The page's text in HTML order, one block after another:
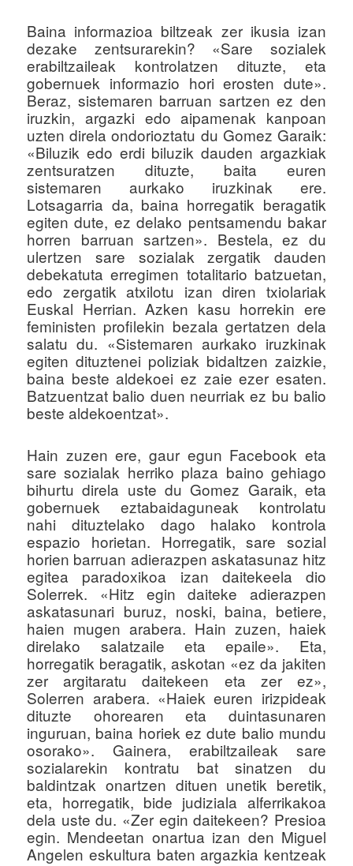
Baina informazioa biltzeak zer ikusia izan
dezake zentsurarekin? «Sare sozialek
erabiltzaileak kontrolatzen dituzte, eta
gobernuek informazio hori erosten dute».
Beraz, sistemaren barruan sartzen ez den
iruzkin, argazki edo aipamenak kanpoan
uzten direla ondorioztatu du Gomez Garaik:
«Biluzik edo erdi biluzik dauden argazkiak
zentsuratzen dituzte, baita euren
sistemaren aurkako iruzkinak ere.
Lotsagarria da, baina horregatik beragatik
egiten dute, ez delako pentsamendu bakar
horren barruan sartzen». Bestela, ez du
ulertzen sare sozialak zergatik dauden
debekatuta erregimen totalitario batzuetan,
edo zergatik atxilotu izan diren txiolariak
Euskal Herrian. Azken kasu horrekin ere
feministen profilekin bezala gertatzen dela
salatu du. «Sistemaren aurkako iruzkinak
egiten dituztenei poliziak bidaltzen zaizkie,
baina beste aldekoei ez zaie ezer esaten.
Batzuentzat balio duen neurriak ez bu balio
beste aldekoentzat».
Hain zuzen ere, gaur egun Facebook eta
sare sozialak herriko plaza baino gehiago
bihurtu direla uste du Gomez Garaik, eta
gobernuek eztabaidaguneak kontrolatu
nahi dituztelako dago halako kontrola
espazio horietan. Horregatik, sare sozial
horien barruan adierazpen askatasunaz hitz
egitea paradoxikoa izan daitekeela dio
Solerrek. «Hitz egin daiteke adierazpen
askatasunari buruz, noski, baina, betiere,
haien mugen arabera. Hain zuzen, haiek
direlako salatzaile eta epaile». Eta,
horregatik beragatik, askotan «ez da jakiten
zer argitaratu daitekeen eta zer ez»,
Solerren arabera. «Haiek euren irizpideak
dituzte ohorearen eta duintasunaren
inguruan, baina horiek ez dute balio mundu
osorako». Gainera, erabiltzaileak sare
sozialarekin kontratu bat sinatzen du
baldintzak onartzen dituen unetik beretik,
eta, horregatik, bide judiziala alferrikakoa
dela uste du. «Zer egin daitekeen? Presioa
egin. Mendeetan onartua izan den Miguel
Angelen eskultura baten argazkia kentzeak